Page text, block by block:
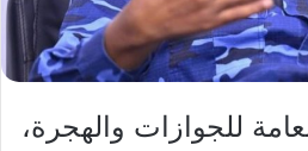
للجوازات والهجرة،